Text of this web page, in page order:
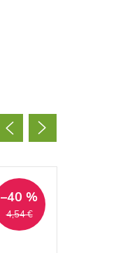
4,54 €
–40 %